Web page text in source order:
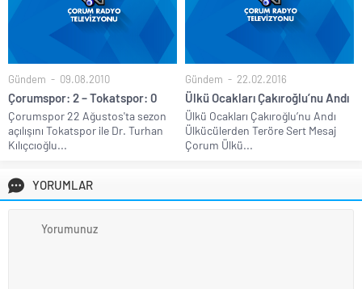
Gündem 09.08.2010
Çorumspor: 2 – Tokatspor: 0
Çorumspor 22 Ağustos'ta sezon
açılışını Tokatspor ile Dr. Turhan
Kılıçcıoğlu...
Gündem 22.02.2016
Ülkü Ocakları Çakıroğlu’nu Andı
Ülkü Ocakları Çakıroğlu’nu Andı
Ülkücülerden Teröre Sert Mesaj
Çorum Ülkü...
YORUMLAR